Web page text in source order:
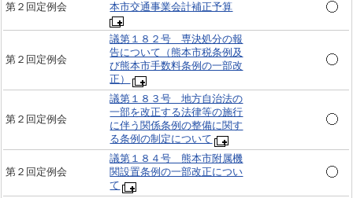
第２回定例会
本市交通事業会計補正予算
第２回定例会
議第１８２号 専決処分の報
告について（熊本市税条例及
び熊本市手数料条例の一部改
正）
第２回定例会
議第１８３号 地方自治法の
一部を改正する法律等の施行
に伴う関係条例の整備に関す
る条例の制定について
第２回定例会
議第１８４号 熊本市附属機
関設置条例の一部改正につい
て